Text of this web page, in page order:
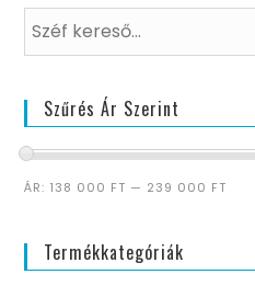
Szűrés Ár Szerint
ÁR: 138 000 FT — 239 000 FT
Termékkategóriák